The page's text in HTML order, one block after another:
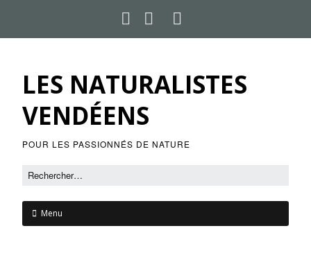
LES NATURALISTES
VENDÉENS
POUR LES PASSIONNÉS DE NATURE
Menu